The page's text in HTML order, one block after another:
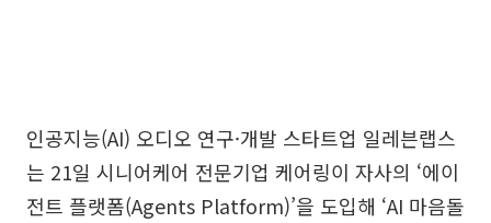
인공지능(AI) 오디오 연구·개발 스타트업 일레븐랩스
는 21일 시니어케어 전문기업 케어링이 자사의 ‘에이
전트 플랫폼(Agents Platform)’을 도입해 ‘AI 마음돌